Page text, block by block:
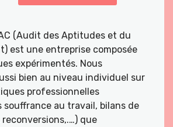
(Audit des Aptitudes et du
est une entreprise composée
expérimentés. Nous
bien au niveau individuel sur
professionnelles
au travail, bilans de
que